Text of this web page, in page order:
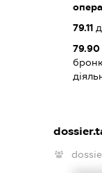
79.11
79.90